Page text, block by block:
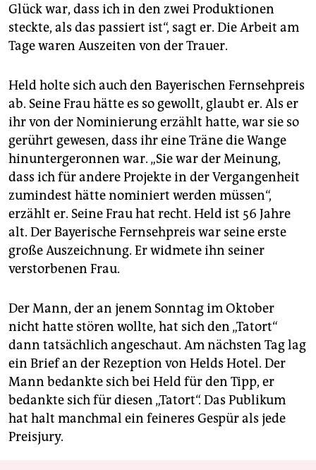
Glück war, dass ich in den zwei Produktionen
steckte, als das passiert ist“, sagt er. Die Arbeit am
Tage waren Auszeiten von der Trauer.
Held holte sich auch den Bayerischen Fernsehpreis
ab. Seine Frau hätte es so gewollt, glaubt er. Als er
ihr von der Nominierung erzählt hatte, war sie so
gerührt gewesen, dass ihr eine Träne die Wange
hinuntergeronnen war. „Sie war der Meinung,
dass ich für andere Projekte in der Vergangenheit
zumindest hätte nominiert werden müssen“,
erzählt er. Seine Frau hat recht. Held ist 56 Jahre
alt. Der Bayerische Fernsehpreis war seine erste
große Auszeichnung. Er widmete ihn seiner
verstorbenen Frau.
Der Mann, der an jenem Sonntag im Oktober
nicht hatte stören wollte, hat sich den „Tatort“
dann tatsächlich angeschaut. Am nächsten Tag lag
ein Brief an der Rezeption von Helds Hotel. Der
Mann bedankte sich bei Held für den Tipp, er
bedankte sich für diesen „Tatort“. Das Publikum
hat halt manchmal ein feineres Gespür als jede
Preisjury.